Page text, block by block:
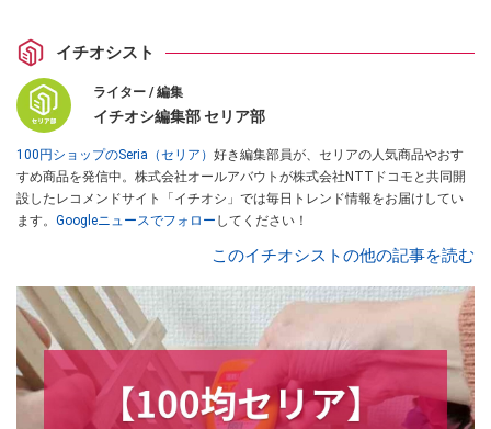
イチオシスト
ライター / 編集
イチオシ編集部 セリア部
100円ショップのSeria（セリア） 好き編集部員が、セリアの人気商品やおす
すめ商品を発信中。株式会社オールアバウトが株式会社NTTドコモと共同開
設したレコメンドサイト「イチオシ」では毎日トレンド情報をお届けしてい
ます。 Googleニュースでフォロー してください！
このイチオシストの他の記事を読む